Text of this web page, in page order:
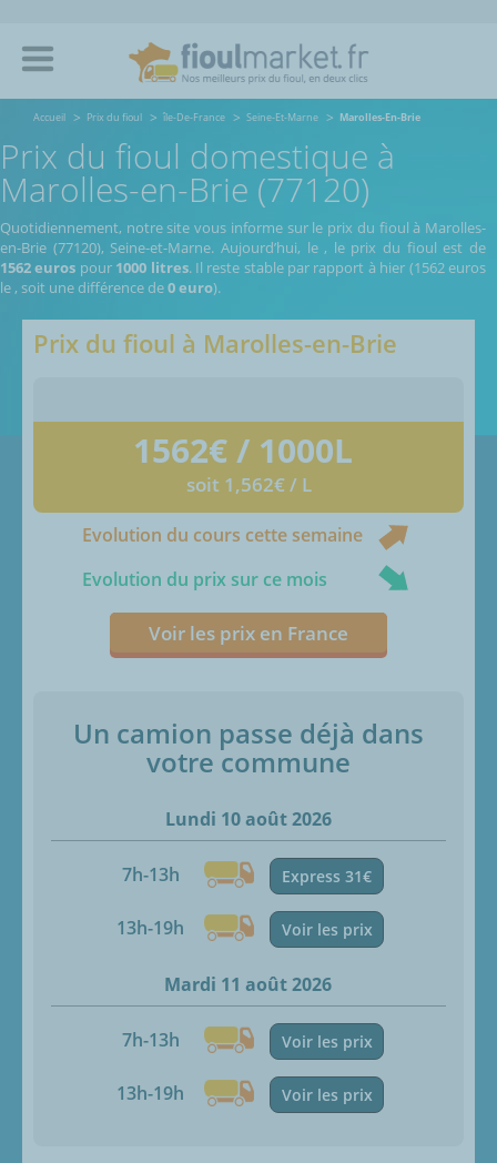
Accueil Prix du fioul île-De-France Seine-Et-Marne Marolles-En-Brie
Prix du fioul domestique à
Marolles-en-Brie (77120)
Quotidiennement, notre site vous informe sur le prix du fioul à Marolles-
en-Brie (77120), Seine-et-Marne. Aujourd’hui, le , le prix du fioul est de
1562 euros pour 1000 litres. Il reste stable par rapport à hier (1562 euros
le , soit une différence de0 euro).
Prix du fioul à Marolles-en-Brie
1562€ / 1000L
soit 1,562€ / L
Evolution du cours cette semaine
Evolution du prix sur ce mois
Voir les prix en France
Un camion passe déjà dans
votre commune
Lundi 10 août 2026
7h-13h Express 31€
13h-19h Voir les prix
Mardi 11 août 2026
7h-13h Voir les prix
13h-19h Voir les prix